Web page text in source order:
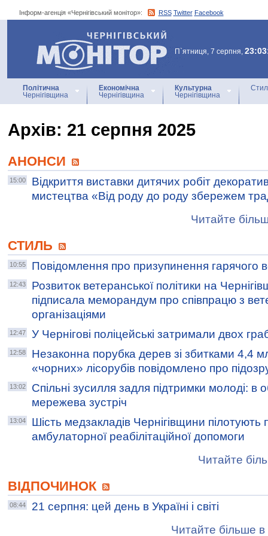
Інформ-агенція «Чернігівський монітор»: RSS Twitter Facebook
Інформ-агенція
«Чернігівський монітор»
П`ятниця, 7 серпня,
Політична
Чернігівщина
Економічна
Чернігівщина
Культурна
Чернігівщина
Архiв: 21 серпня 2025
АНОНСИ
15:00
Відкриття виставки дитячих робіт
мистецтва «Від роду до роду збережем
Читайте
СТИЛЬ
10:55 Повідомлення про призупинення гарячого
12:43
Розвиток ветеранської політики на
підписала меморандум про співпрацю з
організаціями
12:47 У Чернігові поліцейські затримали двох
12:58
Незаконна порубка дерев зі збитками 4,4
«чорних» лісорубів повідомлено про
13:02
Спільні зусилля задля підтримки молоді: в
мережева зустріч
13:04
Шість медзакладів Чернігівщини пілотують
амбулаторної реабілітаційної допомоги
Читайте
ВІДПОЧИНОК
08:44
21 серпня: цей день в Україні і світі
Читайте більше в